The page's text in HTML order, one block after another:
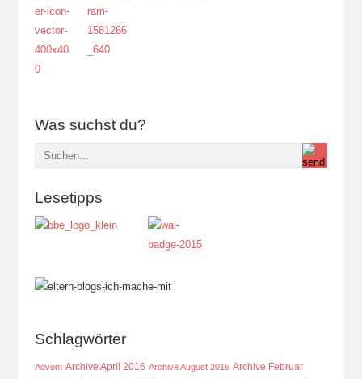
Was suchst du?
Lesetipps
Schlagwörter
Advent Archive April 2016 Archive August 2016 Archive Februar